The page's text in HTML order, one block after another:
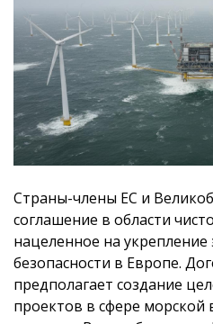
Страны-члены ЕС и
соглашение в области
нацеленное на укрепление
безопасности в Европе.
предполагает создание
проектов в сфере морской